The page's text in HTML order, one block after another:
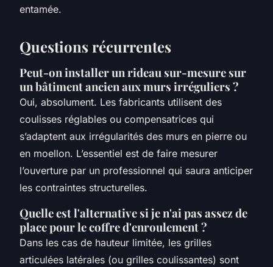
entamée.
Questions récurrentes
Peut-on installer un rideau sur-mesure sur
un bâtiment ancien aux murs irréguliers ?
Oui, absolument. Les fabricants utilisent des
coulisses réglables ou compensatrices qui
s’adaptent aux irrégularités des murs en pierre ou
en moellon. L’essentiel est de faire mesurer
l’ouverture par un professionnel qui saura anticiper
les contraintes structurelles.
Quelle est l'alternative si je n'ai pas assez de
place pour le coffre d'enroulement ?
Dans les cas de hauteur limitée, les grilles
articulées latérales (ou grilles coulissantes) sont